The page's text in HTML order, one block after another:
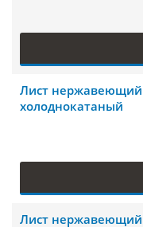
Лист нержавеющий
холоднокатаный
Лист нержавеющий